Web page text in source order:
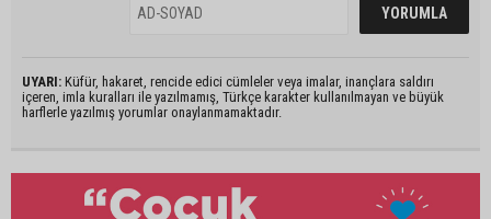
UYARI: Küfür, hakaret, rencide edici cümleler veya imalar, inançlara saldırı
içeren, imla kuralları ile yazılmamış, Türkçe karakter kullanılmayan ve büyük
harflerle yazılmış yorumlar onaylanmamaktadır.